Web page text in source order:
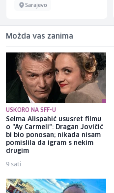
Sarajevo
Možda vas zanima
USKORO NA SFF-U
Selma Alispahić ususret filmu
o "Ay Carmeli": Dragan Jovičić
bi bio ponosan; nikada nisam
pomislila da igram s nekim
drugim
9 sati